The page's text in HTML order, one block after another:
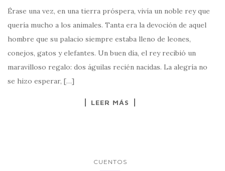
Érase una vez, en una tierra próspera, vivía un noble rey que
quería mucho a los animales. Tanta era la devoción de aquel
hombre que su palacio siempre estaba lleno de leones,
conejos, gatos y elefantes. Un buen día, el rey recibió un
maravilloso regalo: dos águilas recién nacidas. La alegría no
se hizo esperar, […]
LEER MÁS
CUENTOS